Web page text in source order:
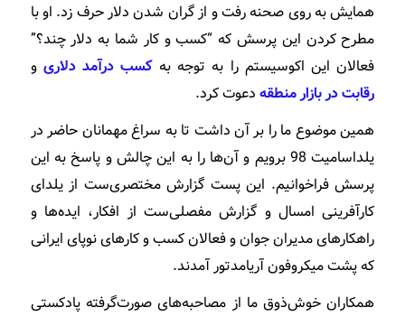
همایش به روی صحنه رفت و از گران شدن دلار حرف زد. او با
مطرح کردن این پرسش که “کسب و کار شما به دلار چند؟”
فعالان این اکوسیستم را به توجه بهکسب درآمد دلاری و
رقابت در بازار منطقه‌ دعوت کرد.
همین موضوع ما را بر آن داشت تا به سراغ مهمانان حاضر در
یلداسامیت 98 برویم و آن‌ها را به این چالش و پاسخ به این
پرسش فراخوانیم. این پست گزارش مختصری‌ست از یلدای
کارآفرینی امسال و گزارش مفصلی‌ست از افکار، ایده‌ها و
راهکارهای مدیران جوان و فعالان کسب و کارهای نوپای ایرانی
که پشت میکروفون آریامدتور آمدند.
همکاران خوش‌ذوق ما از مصاحبه‌های صورت‌گرفته پادکستی